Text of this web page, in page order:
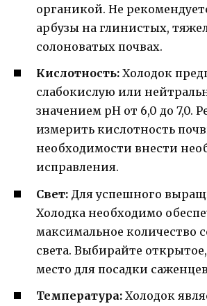
органикой. Не
арбузы на глинистых,
солоноватых почвах.
Кислотность: Холодок
слабокислую или
значением pH от 6,0 до 7,0.
измерить кислотность
необходимости внести
исправления.
Свет: Для успешного
Холодка необходимо
максимальное количество
света. Выбирайте
место для посадки
Температура: Холодок